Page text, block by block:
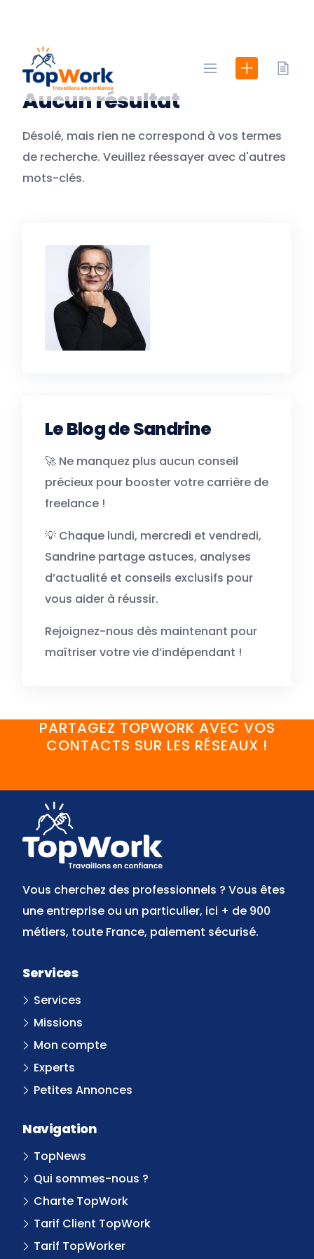
Aucun résultat
Désolé, mais rien ne correspond à vos termes
de recherche. Veuillez réessayer avec d'autres
mots-clés.
Le Blog de Sandrine
🚀 Ne manquez plus aucun conseil
précieux pour booster votre carrière de
freelance !
💡 Chaque lundi, mercredi et vendredi,
Sandrine partage astuces, analyses
d’actualité et conseils exclusifs pour
vous aider à réussir.
Rejoignez-nous dès maintenant pour
maîtriser votre vie d’indépendant !
PARTAGEZ TOPWORK AVEC VOS
CONTACTS SUR LES RÉSEAUX !
Vous cherchez des professionnels ? Vous êtes
une entreprise ou un particulier, ici + de 900
métiers, toute France, paiement sécurisé.
Services
Services
Missions
Mon compte
Experts
Petites Annonces
Navigation
TopNews
Qui sommes-nous ?
Charte TopWork
Tarif Client TopWork
Tarif TopWorker